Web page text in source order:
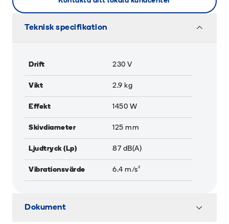
Teknisk specifikation
Drift 230 V
Vikt 2.9 kg
Effekt 1450 W
Skivdiameter 125 mm
Ljudtryck (Lp) 87 dB(A)
Vibrationsvärde 6.4 m/s²
Dokument